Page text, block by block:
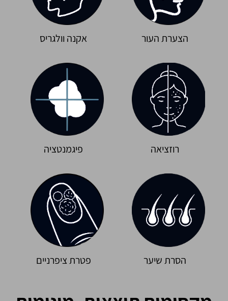
הצערת העור אקנה וולגריס
רוזציאה פיגמנטציה
הסרת שיער פטרת ציפרניים